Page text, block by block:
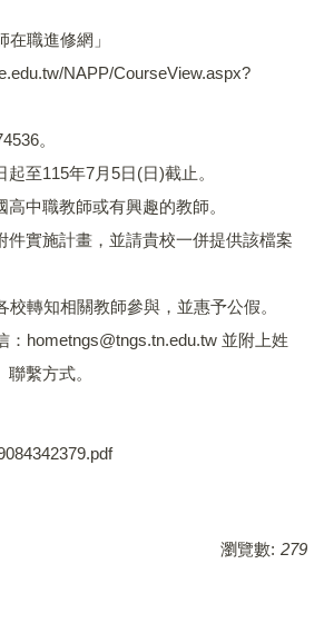
職進修網」
NAPP/CourseView.aspx?
。
至115年7月5日(日)截止。
中職教師或有興趣的教師。
實施計畫，並請貴校一併提供該檔案
轉知相關教師參與，並惠予公假。
hometngs@tngs.tn.edu.tw 並附上姓
繫方式。
瀏覽數: 279